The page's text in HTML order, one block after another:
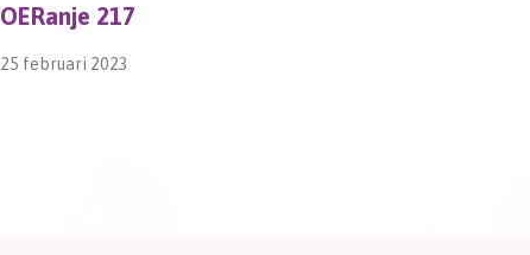
OERanje 217
25 februari 2023